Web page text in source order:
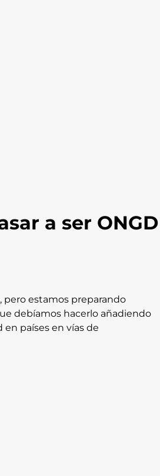
a ser ONGD
pero estamos preparando
debíamos hacerlo añadiendo
países en vías de